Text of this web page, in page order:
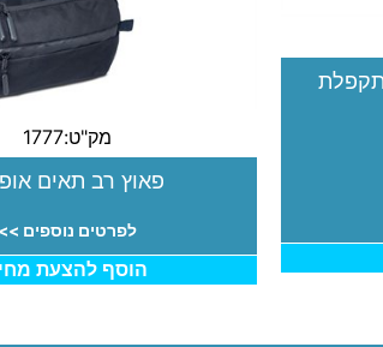
מק"ט:1777
פאוץ רב תאים
לפרטים נוספים >>
הוסף להצעת